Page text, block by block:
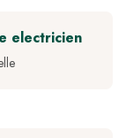
electricien